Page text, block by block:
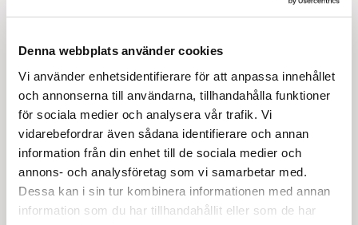
Denna webbplats använder cookies
Vi använder enhetsidentifierare för att anpassa innehållet
och annonserna till användarna, tillhandahålla funktioner
för sociala medier och analysera vår trafik. Vi
vidarebefordrar även sådana identifierare och annan
information från din enhet till de sociala medier och
annons- och analysföretag som vi samarbetar med.
Dessa kan i sin tur kombinera informationen med annan
information som du har tillhandahållit eller som de har
medlare i familjerättsliga ärenden. Siri arbetar också
med brottmål och är specialiserad på våld i nära
relation och utsatta barn.
Siri är engagerad i samrådsgrupp för Barnahus
Helsingborg och har över 10 års erfarenhet av ideellt
engagemang i kvinnojoursverksamhet.
Tillbaka till medarbetare